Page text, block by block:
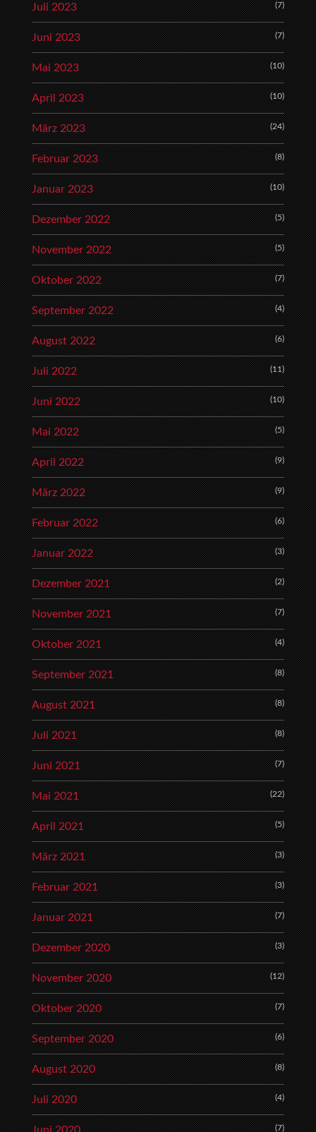
Juli 2023 (7)
Juni 2023 (7)
Mai 2023 (10)
April 2023 (10)
März 2023 (24)
Februar 2023 (8)
Januar 2023 (10)
Dezember 2022 (5)
November 2022 (5)
Oktober 2022 (7)
September 2022 (4)
August 2022 (6)
Juli 2022 (11)
Juni 2022 (10)
Mai 2022 (5)
April 2022 (9)
März 2022 (9)
Februar 2022 (6)
Januar 2022 (3)
Dezember 2021 (2)
November 2021 (7)
Oktober 2021 (4)
September 2021 (8)
August 2021 (8)
Juli 2021 (8)
Juni 2021 (7)
Mai 2021 (22)
April 2021 (5)
März 2021 (3)
Februar 2021 (3)
Januar 2021 (7)
Dezember 2020 (3)
November 2020 (12)
Oktober 2020 (7)
September 2020 (6)
August 2020 (8)
Juli 2020 (4)
(7)